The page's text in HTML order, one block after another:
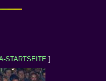
STARTSEITE ]